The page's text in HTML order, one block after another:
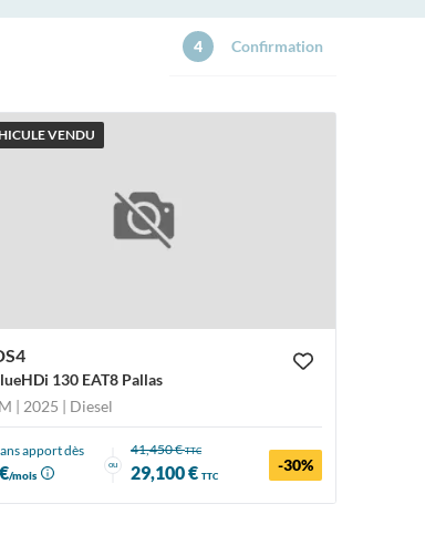
4 Confirmation
VENDU
130 EAT8 Pallas
| 2025 | Diesel
apport dès
/mois
ou
41,450 €TTC
29,100 € TTC
-30%